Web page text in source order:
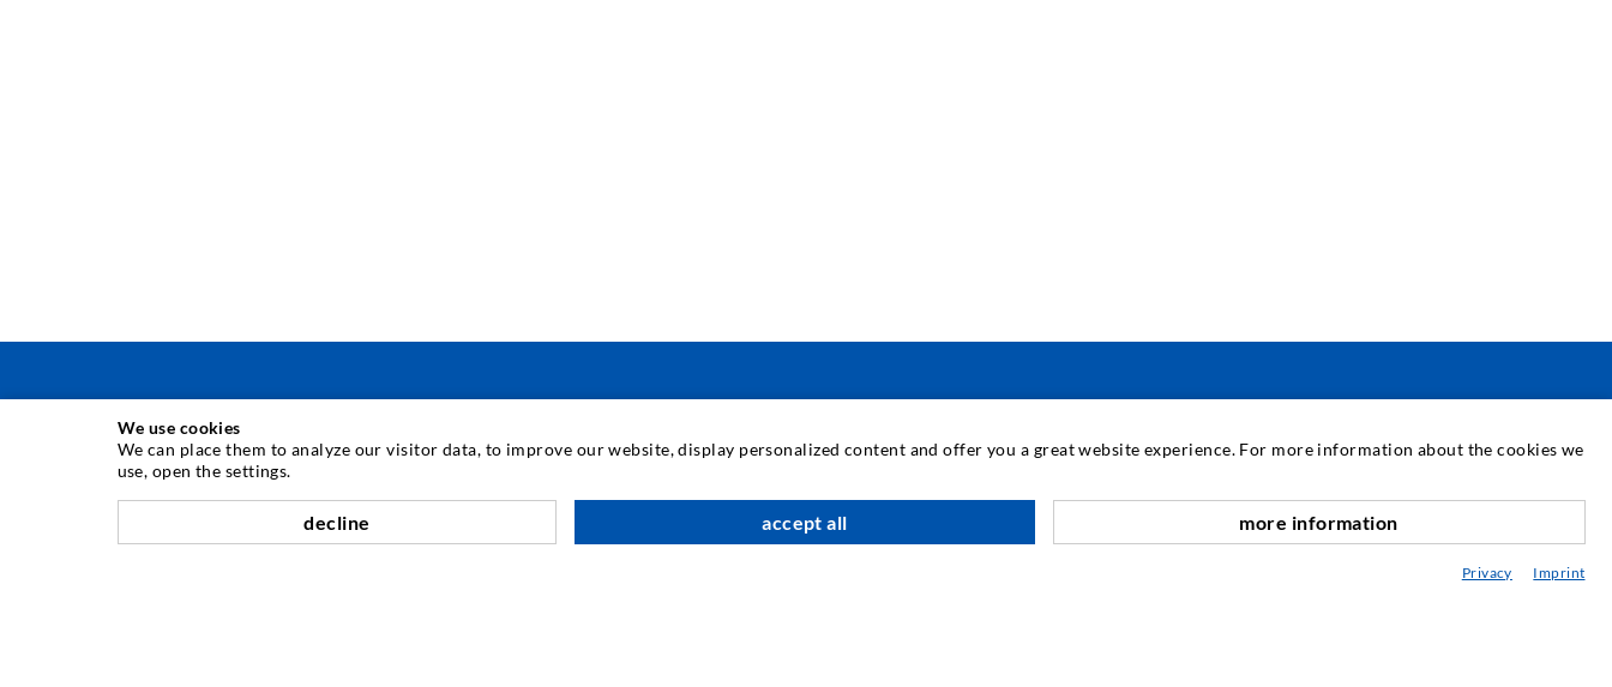
ТЕХНИКА ЗА ИНЖЕКТИРАНЕ
Инжектиране в пукнатити
Хоризонтално водоуплътняване
ПРОМИШЛЕНИ ТЕХНОЛОГИИ SERVICE
Медийна библиотека
Консултиране / Планиране / Изпълнение
We use cookies
We can place them to analyze our visitor data, to improve our website, display personalized content and offer you a great website experience. For more information about the cookies we
use, open the settings.
decline accept all more information
Privacy Imprint